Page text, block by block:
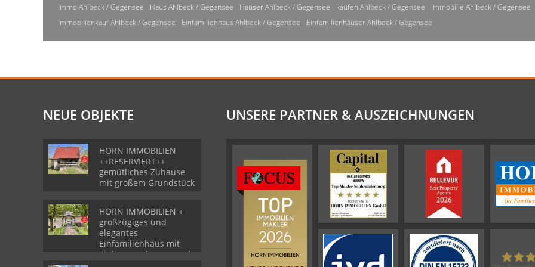
Immo Ahlbeck / Gegensee Haus Ahlbeck / Gegensee Häuser Ahlbeck / Gegensee kaufen Ahlbeck / Gegensee
Immobilie Ahlbeck / Gegensee
Immobilienkauf Ahlbeck / Gegensee
Einfamilienhaus Ahlbeck / Gegensee Einfamilienhäuser Ahlbeck / Gegensee
NEUE OBJEKTE
HORN IMMOBILIEN
++RESERVIERT++
gemütliches Zuhause
mit großem Grundstück
HORN IMMOBILIEN +
großzügiges und
elegantes
Einfamilienhaus mit
Einliegerwohnung und
UNSERE PARTNER & AUSZEICHNUNGEN